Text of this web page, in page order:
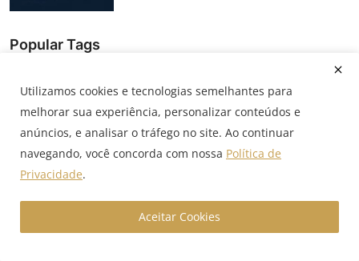
Popular Tags
CET NDF cambio importação economia
Economia Global credito estruturado exportação
hedge cambial credito empresarial opções de câmbio
credito imobiliario debêntures
Utilizamos cookies e tecnologias semelhantes para
melhorar sua experiência, personalizar conteúdos e
anúncios, e analisar o tráfego no site. Ao continuar
navegando, você concorda com nossa Política de
Privacidade.
Aceitar Cookies